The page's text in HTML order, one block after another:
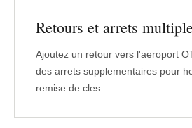
Retours et arrets
Ajoutez un retour vers l'aeroport
des arrets supplementaires pour
remise de cles.